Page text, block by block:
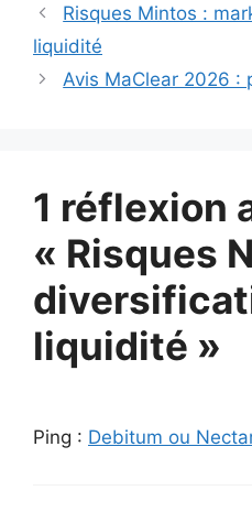
Risques Mintos :
liquidité
Avis MaClear 2026 :
1 réflexion
« Risques
liquidité »
Ping : Debitum ou